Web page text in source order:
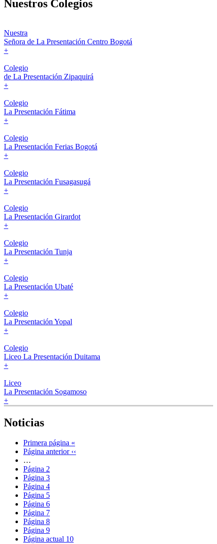
Nuestros Colegios
Nuestra
Señora de La Presentación Centro Bogotá
+
Colegio
de La Presentación Zipaquirá
+
Colegio
La Presentación Fátima
+
Colegio
La Presentación Ferias Bogotá
+
Colegio
La Presentación Fusagasugá
+
Colegio
La Presentación Girardot
+
Colegio
La Presentación Tunja
+
Colegio
La Presentación Ubaté
+
Colegio
La Presentación Yopal
+
Colegio
Liceo La Presentación Duitama
+
Liceo
La Presentación Sogamoso
+
Noticias
Primera página «
Página anterior ‹‹
…
Página 2
Página 3
Página 4
Página 5
Página 6
Página 7
Página 8
Página 9
Página actual 10